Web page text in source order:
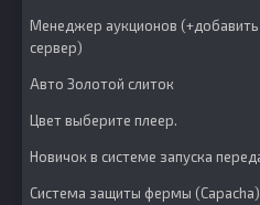
Менеджер аукционов
сервер)
Авто Золотой слиток
Цвет выберите плеер.
Новичок в системе запуска
Система защиты фермы (Capacha)